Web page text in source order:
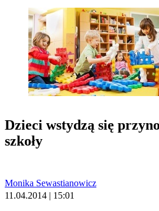
Dzieci wstydzą się
szkoły
Monika Sewastianowicz
11.04.2014 | 15:01